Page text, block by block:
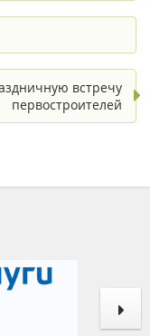
встречу
первостроителей